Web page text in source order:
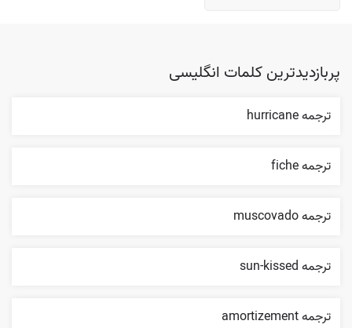
پربازدیدترین کلمات انگلیسی
ترجمه hurricane
ترجمه fiche
ترجمه muscovado
ترجمه sun-kissed
ترجمه amortizement